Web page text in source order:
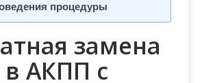
процедуры
замена
АКПП с